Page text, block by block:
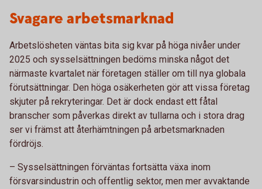
Svagare arbetsmarknad
Arbetslösheten väntas bita sig kvar på höga nivåer under
2025 och sysselsättningen bedöms minska något det
närmaste kvartalet när företagen ställer om till nya globala
förutsättningar. Den höga osäkerheten gör att vissa företag
skjuter på rekryteringar. Det är dock endast ett fåtal
branscher som påverkas direkt av tullarna och i stora drag
ser vi främst att återhämtningen på arbetsmarknaden
fördröjs.
– Sysselsättningen förväntas fortsätta växa inom
försvarsindustrin och offentlig sektor, men mer avvaktande